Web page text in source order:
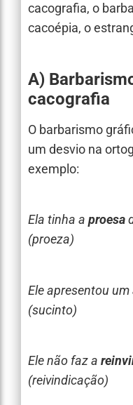
cacografia, o
cacoépia, o
A)
cacografia
O barbarismo
um desvio na
exemplo:
Ela tinha a proesa
(proeza)
Ele apresentou
(sucinto)
Ele não faz a
(reivindicação)